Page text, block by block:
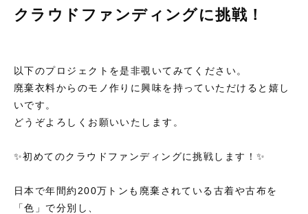
クラウドファンディングに挑戦！
以下のプロジェクトを是非覗いてみてください。
廃棄衣料からのモノ作りに興味を持っていただけると嬉し
いです。
どうぞよろしくお願いいたします。
✨初めてのクラウドファンディングに挑戦します！✨
日本で年間約200万トンも廃棄されている古着や古布を
「色」で分別し、